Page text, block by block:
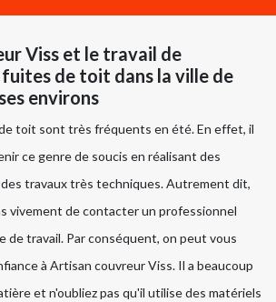
Viss et le travail de
de toit dans la ville de
environs
toit sont très fréquents en été. En effet, il
ce genre de soucis en réalisant des
travaux très techniques. Autrement dit,
vivement de contacter un professionnel
de travail. Par conséquent, on peut vous
à Artisan couvreur Viss. Il a beaucoup
et n'oubliez pas qu'il utilise des matériels